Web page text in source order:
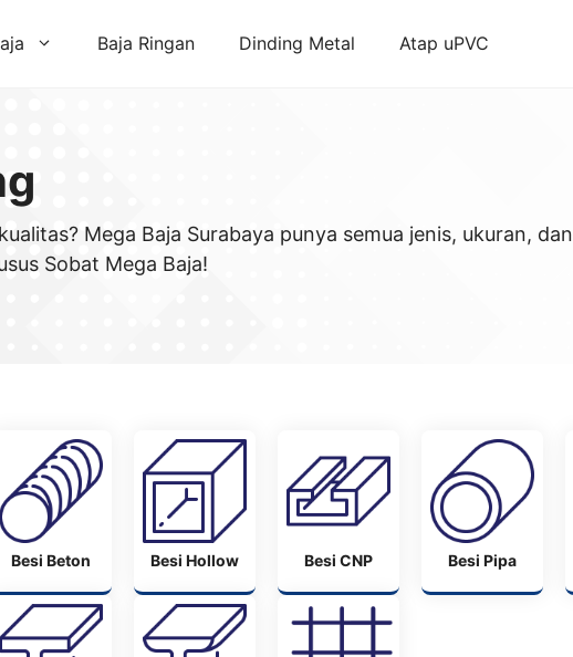
Baja Ringan Dinding Metal Atap uPVC
Mega Baja Surabaya punya semua jenis, ukuran, dan
Sobat Mega Baja!
Besi Beton Besi Hollow Besi CNP Besi Pipa